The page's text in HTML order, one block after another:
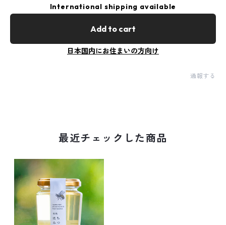
International shipping available
Add to cart
日本国内にお住まいの方向け
通報する
最近チェックした商品